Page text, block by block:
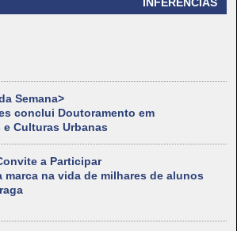
INFERÊNCIAS
Semana>
conclui Doutoramento em
Culturas Urbanas
a Participar
marca na vida de milhares de alunos